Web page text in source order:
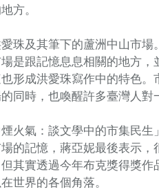
方。
珠及其筆下的蘆洲中山市
是跟記憶息息相關的地方
形成洪愛珠寫作中的特色
同時，也喚醒許多臺灣人對
火氣：談文學中的市集民
的記憶，蔣亞妮最後表示
其實透過今年布克獎得獎
世界的各個角落。